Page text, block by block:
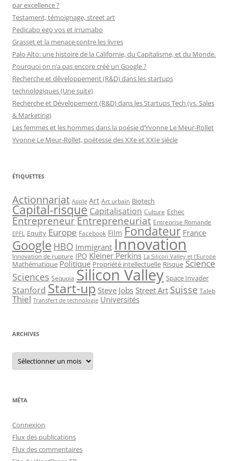
par excellence ?
Testament, témoignage, street art
Pedicabo ego vos et irrumabo
Grasset et la menace contre les livres
Palo Alto: une histoire de la Californie, du Capitalisme, et du Monde.
Pourquoi on n’a pas encore créé un Google ?
Recherche et développement (R&D) dans les startups
technologiques (Une suite)
Recherche et Dévelopement (R&D) dans les Startups Tech (vs. Sales
& Marketing)
Les femmes et les hommes dans la poésie d’Yvonne Le Meur-Rollet
Yvonne Le Meur-Rollet, poétesse des XXe et XXIe siècle
ÉTIQUETTES
Actionnariat Apple Art Art urbain Biotech
Capital-risque Capitalisation Culture Echec
EntrepreneurEntrepreneuriat Entreprise Romande
EPFL Equity Europe Facebook Film Fondateur France
Google HBO Immigrant Innovation
Innovation de rupture IPO Kleiner Perkins La Silicon Valley et l'Europe
Mathématique Politique Propriété intellectuelle Risque Science
Sciences Sequoia Silicon Valley Space Invader
Stanford Start-up Steve Jobs Street Art Suisse Taleb
Thiel Transfert de technologie Universités
ARCHIVES
Archives
MÉTA
Connexion
Flux des publications
Flux des commentaires